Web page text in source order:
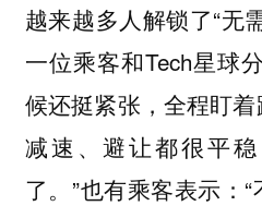
越来越多人解锁了“无
一位乘客和Tech星球
候还挺紧张，全程盯
减速、避让都很平
了。”也有乘客表示：